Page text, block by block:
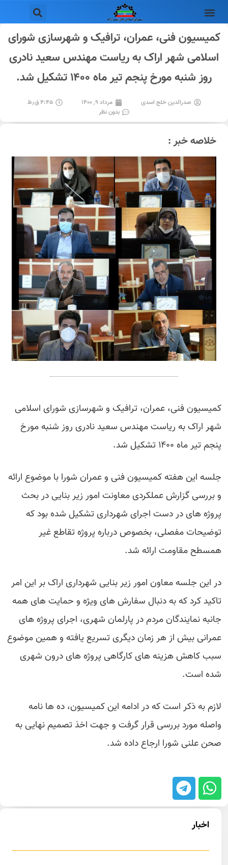
کمیسیون فنی، عمران، ترافیک و شهرسازی شورای
اسلامی شهر اراک به ریاست مهندس سعید نادری
روز شنبه مورخ پنجم تیر ماه ۱۴۰۰ تشکیل شد.
صدرالدین خلج اسدی مرداد ۹, ۱۴۰۰
۴:۴۵ ق٫ظ
بدون نظر
خلاصه خبر :
کمیسیون فنی، عمران، ترافیک و شهرسازی شورای اسلامی
شهر اراک به ریاست مهندس سعید نادری روز شنبه مورخ
پنجم تیر ماه ۱۴۰۰ تشکیل شد.
جلسه این هفته کمیسیون فنی و عمران شورا با موضوع ارائه
و بررسی گزارش عملکردی معاونت امور زیر بنایی در بحث
پروژه های در دست اجرای شهرداری تشکیل شده بود که
توضیحات مفصلی، بخصوص درباره پروژه تقاطع غیر
همسطح مقاومت ارائه شد.
در این جلسه معاون امور زیر بنایی شهرداری اراک بر این امر
تاکید کرد که به دنبال سفارش های ویژه و حمایت های همه
جانبه نمایندگان مردم در پارلمان شهری، اجرای پروژه های
عمرانی بیش از هر زمان دیگری تسریع یافته و همین موضوع
سبب کاهش هزینه های کارگاهی پروژه های درون شهری
شده است.
لازم به ذکر است که در ادامه این کمیسیون، ده ها نامه
واصله مورد بررسی قرار گرفت و جهت اخذ تصمیم نهایی به
صحن علنی شورا ارجاع داده شد.
اخبار